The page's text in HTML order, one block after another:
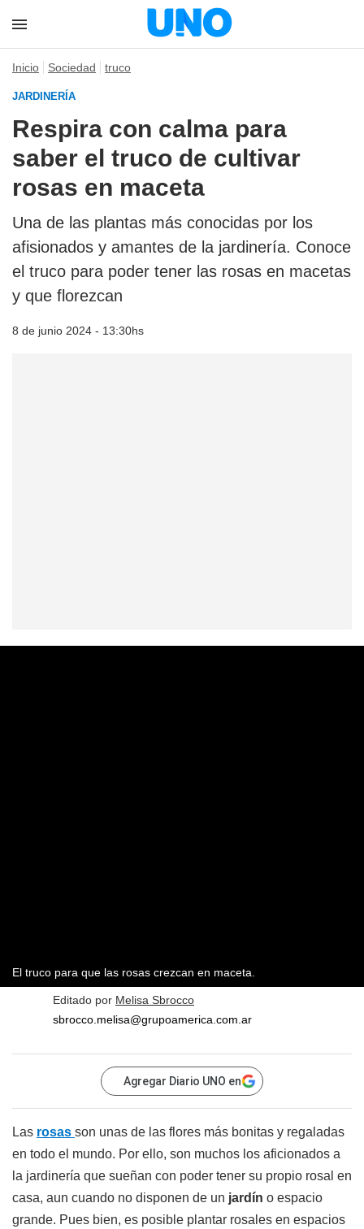
Inicio Sociedad truco
JARDINERÍA
Respira con calma para
saber el truco de cultivar
rosas en maceta
Una de las plantas más conocidas por los
afisionados y amantes de la jardinería. Conoce
el truco para poder tener las rosas en macetas
y que florezcan
8 de junio 2024 - 13:30hs
El truco para que las rosas crezcan en maceta.
Editado por Melisa Sbrocco
sbrocco.melisa@grupoamerica.com.ar
Agregar Diario UNO en
Las rosas son unas de las flores más bonitas y regaladas
en todo el mundo. Por ello, son muchos los aficionados a
la jardinería que sueñan con poder tener su propio rosal en
casa, aun cuando no disponen de un jardín o espacio
grande. Pues bien, es posible plantar rosales en espacios